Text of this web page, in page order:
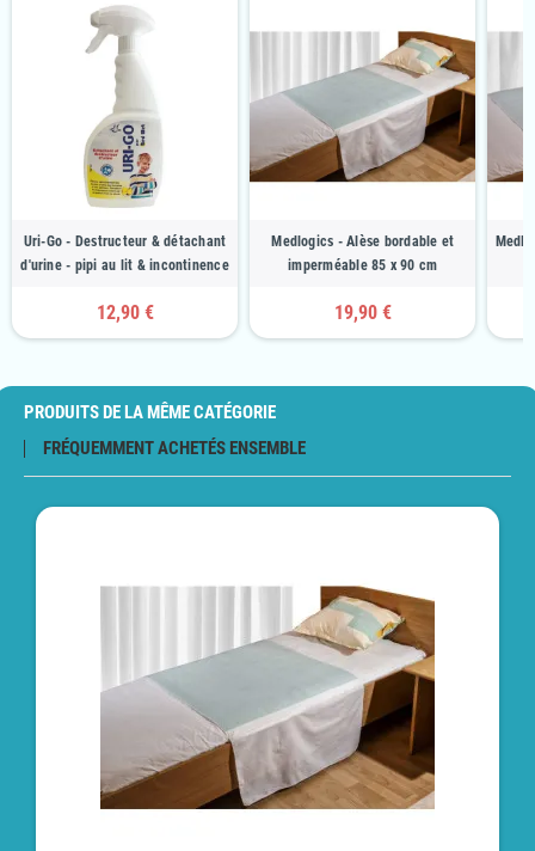
Uri-Go - Destructeur & détachant
d'urine - pipi au lit & incontinence
12,90 €
Medlogics - Alèse bordable et
imperméable 85 x 90 cm
19,90 €
PRODUITS DE LA MÊME CATÉGORIE
FRÉQUEMMENT ACHETÉS ENSEMBLE